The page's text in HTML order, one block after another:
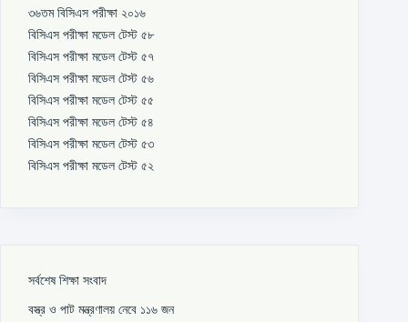
৩৬তম বিসিএস পরীক্ষা ২০১৬
বিসিএস পরীক্ষা মডেল টেস্ট ৫৮
বিসিএস পরীক্ষা মডেল টেস্ট ৫৭
বিসিএস পরীক্ষা মডেল টেস্ট ৫৬
বিসিএস পরীক্ষা মডেল টেস্ট ৫৫
বিসিএস পরীক্ষা মডেল টেস্ট ৫৪
বিসিএস পরীক্ষা মডেল টেস্ট ৫৩
বিসিএস পরীক্ষা মডেল টেস্ট ৫২
সর্বশেষ শিক্ষা সংবাদ
বস্ত্র ও পাট মন্ত্রণালয় নেবে ১১৬ জন